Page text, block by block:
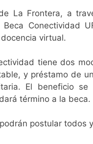
La Frontera, a
Conectividad
virtual.
tiene dos
y préstamo de
El beneficio
término a la beca.
postular todos